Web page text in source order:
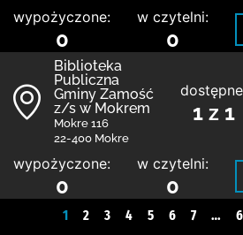
wypożyczone:
0
w czytelni:
0
Biblio­teka
Publiczna
Gminy Zamość
z/s w Mokrem
Mokre 116
22-400 Mokre
1 z 1
wypożyczone:
0
w czytelni:
0
1 2 3 4 5 6 7 …